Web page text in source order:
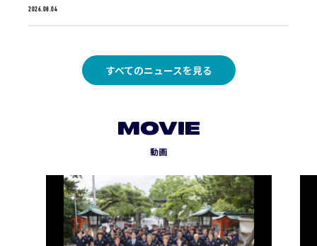
2026.08.04
すべてのニュースを見る
MOVIE
動画